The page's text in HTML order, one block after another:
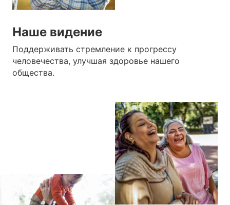
Наше видение
Поддерживать стремление к прогрессу
человечества, улучшая здоровье нашего
общества.